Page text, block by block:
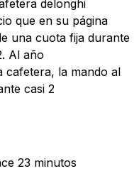
delonghi
que en su página
una cuota fija durante
Al año
cafetera, la mando al
casi 2
23 minutos